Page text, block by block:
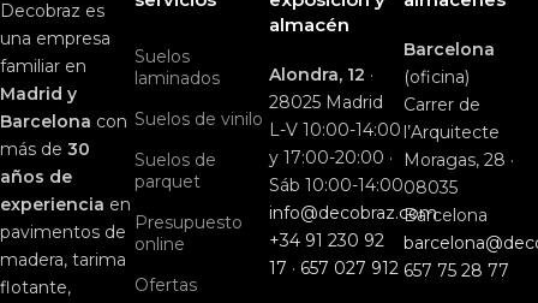
Decobraz es
una empresa
familiar en
Madrid y
Barcelona con
más de 30
años de
experiencia en
pavimentos de
madera, tarima
flotante,
Suelos
laminados
Suelos de vinilo
Suelos de
parquet
Presupuesto
online
Ofertas
almacén
Alondra, 12 ·
28025 Madrid
L-V 10:00-14:00
y 17:00-20:00 ·
Sáb 10:00-14:00
info@decobraz.com
+34 91 230 92
17 · 657 027 912
Barcelona
(oficina)
Carrer de
l’Arquitecte
Moragas, 28 ·
08035
Barcelona
657 75 28 77